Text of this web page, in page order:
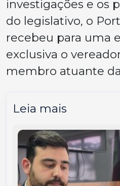
investigações e os
do legislativo, o
recebeu para uma
exclusiva o
membro atuante
Leia mais